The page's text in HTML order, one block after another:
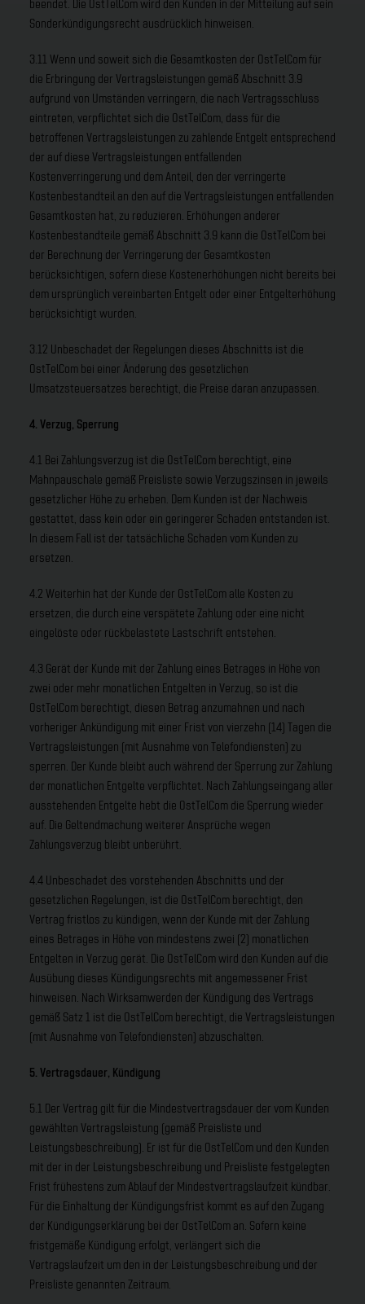
beendet. Die OstTelCom wird den Kunden in der Mitteilung auf sein
Sonderkündigungsrecht ausdrücklich hinweisen.
3.11 Wenn und soweit sich die Gesamtkosten der OstTelCom für
die Erbringung der Vertragsleistungen gemäß Abschnitt 3.9
aufgrund von Umständen verringern, die nach Vertragsschluss
eintreten, verpflichtet sich die OstTelCom, dass für die
betroffenen Vertragsleistungen zu zahlende Entgelt entsprechend
der auf diese Vertragsleistungen entfallenden
Kostenverringerung und dem Anteil, den der verringerte
Kostenbestandteil an den auf die Vertragsleistungen entfallenden
Gesamtkosten hat, zu reduzieren. Erhöhungen anderer
Kostenbestandteile gemäß Abschnitt 3.9 kann die OstTelCom bei
der Berechnung der Verringerung der Gesamtkosten
berücksichtigen, sofern diese Kostenerhöhungen nicht bereits bei
dem ursprünglich vereinbarten Entgelt oder einer Entgelterhöhung
berücksichtigt wurden.
3.12 Unbeschadet der Regelungen dieses Abschnitts ist die
OstTelCom bei einer Änderung des gesetzlichen
Umsatzsteuersatzes berechtigt, die Preise daran anzupassen.
4. Verzug, Sperrung
4.1 Bei Zahlungsverzug ist die OstTelCom berechtigt, eine
Mahnpauschale gemäß Preisliste sowie Verzugszinsen in jeweils
gesetzlicher Höhe zu erheben. Dem Kunden ist der Nachweis
gestattet, dass kein oder ein geringerer Schaden entstanden ist.
In diesem Fall ist der tatsächliche Schaden vom Kunden zu
ersetzen.
4.2 Weiterhin hat der Kunde der OstTelCom alle Kosten zu
ersetzen, die durch eine verspätete Zahlung oder eine nicht
eingelöste oder rückbelastete Lastschrift entstehen.
4.3 Gerät der Kunde mit der Zahlung eines Betrages in Höhe von
zwei oder mehr monatlichen Entgelten in Verzug, so ist die
OstTelCom berechtigt, diesen Betrag anzumahnen und nach
vorheriger Ankündigung mit einer Frist von vierzehn (14) Tagen die
Vertragsleistungen (mit Ausnahme von Telefondiensten) zu
sperren. Der Kunde bleibt auch während der Sperrung zur Zahlung
der monatlichen Entgelte verpflichtet. Nach Zahlungseingang aller
ausstehenden Entgelte hebt die OstTelCom die Sperrung wieder
auf. Die Geltendmachung weiterer Ansprüche wegen
Zahlungsverzug bleibt unberührt.
4.4 Unbeschadet des vorstehenden Abschnitts und der
gesetzlichen Regelungen, ist die OstTelCom berechtigt, den
Vertrag fristlos zu kündigen, wenn der Kunde mit der Zahlung
eines Betrages in Höhe von mindestens zwei (2) monatlichen
Entgelten in Verzug gerät. Die OstTelCom wird den Kunden auf die
Ausübung dieses Kündigungsrechts mit angemessener Frist
hinweisen. Nach Wirksamwerden der Kündigung des Vertrags
gemäß Satz 1 ist die OstTelCom berechtigt, die Vertragsleistungen
(mit Ausnahme von Telefondiensten) abzuschalten.
5. Vertragsdauer, Kündigung
5.1 Der Vertrag gilt für die Mindestvertragsdauer der vom Kunden
gewählten Vertragsleistung (gemäß Preisliste und
Leistungsbeschreibung). Er ist für die OstTelCom und den Kunden
mit der in der Leistungsbeschreibung und Preisliste festgelegten
Frist frühestens zum Ablauf der Mindestvertragslaufzeit kündbar.
Für die Einhaltung der Kündigungsfrist kommt es auf den Zugang
der Kündigungserklärung bei der OstTelCom an. Sofern keine
fristgemäße Kündigung erfolgt, verlängert sich die
Vertragslaufzeit um den in der Leistungsbeschreibung und der
Preisliste genannten Zeitraum.